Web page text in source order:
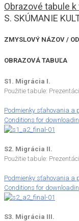
Obrazové tabule
S. SKÚMANIE
ZMYSLOVÝ NÁZOV /
OBRAZOVÁ TABUĽA
S1. Migrácia I.
Použitie tabule:
Podmienky sťahovania a
Conditions for
S2. Migrácia II.
Použitie tabule:
Podmienky sťahovania a
Conditions for
S3. Migrácia III.